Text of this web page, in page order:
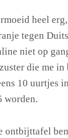
heel
tegen
niet op
die me in
10 uurtjes
worden.
ontbijttafel